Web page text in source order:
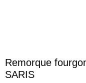
Remorque
SARIS